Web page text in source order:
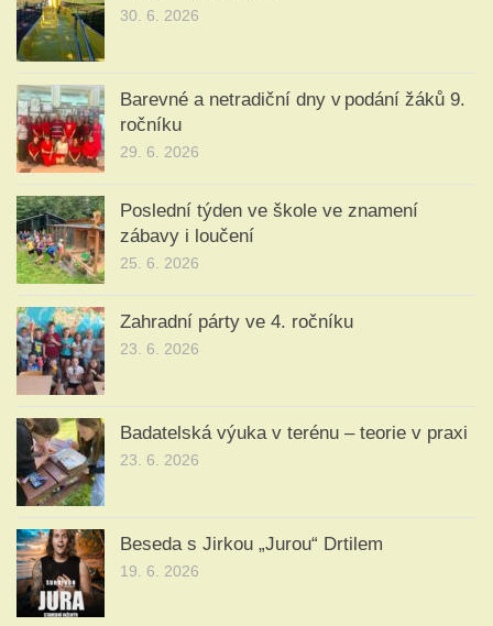
30. 6. 2026
Barevné a netradiční dny v podání žáků 9.
ročníku
29. 6. 2026
Poslední týden ve škole ve znamení
zábavy i loučení
25. 6. 2026
Zahradní párty ve 4. ročníku
23. 6. 2026
Badatelská výuka v terénu – teorie v praxi
23. 6. 2026
Beseda s Jirkou „Jurou“ Drtilem
19. 6. 2026